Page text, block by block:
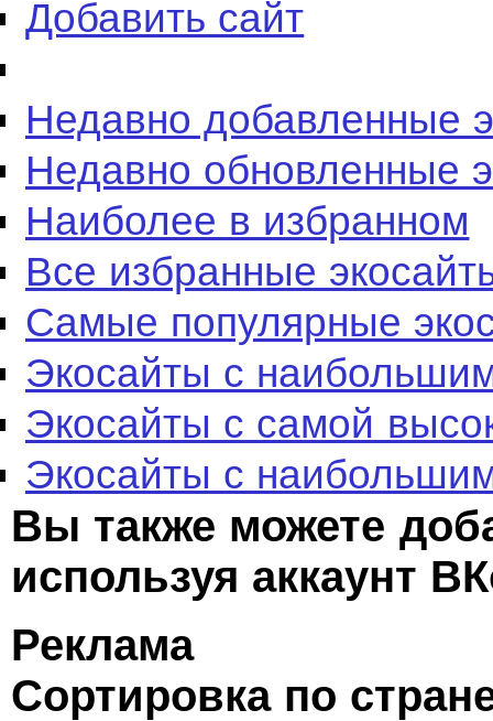
Добавить сайт
Недавно добавленные
Недавно обновленные
Наиболее в избранном
Все избранные
Самые популярные
Экосайты с
Экосайты с самой
Экосайты с
Вы также можете
используя аккаунт
Реклама
Сортировка по